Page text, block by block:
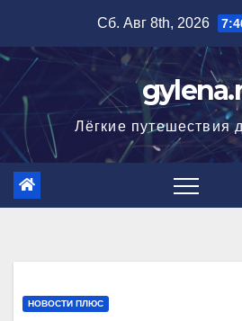
содержимому
Сб. Авг 8th, 2026
Лёгкие путешествия
НОВОСТИ ПЛЮС